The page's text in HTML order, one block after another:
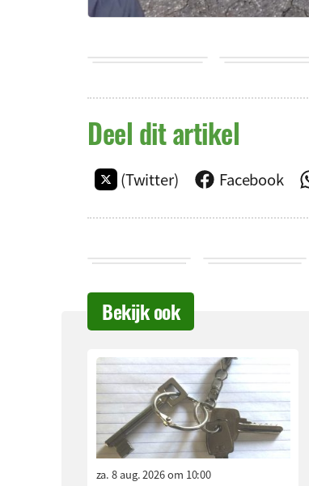
Deel dit artikel
(Twitter) Facebook
Bekijk ook
za. 8 aug. 2026 om 10:00